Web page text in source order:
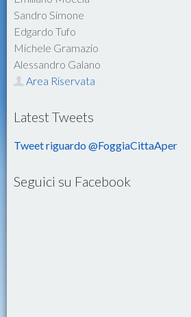
Sandro Simone
Edgardo Tufo
Michele Gramazio
Alessandro Galano
Area Riservata
Latest Tweets
Tweet riguardo @FoggiaCittaAper
Seguici su Facebook